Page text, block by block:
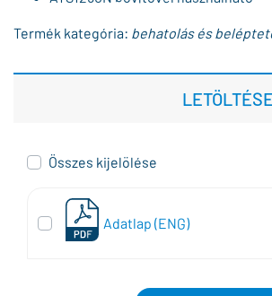
Termék kategória: behatolás és
Összes kijelölése
Adatlap (ENG)